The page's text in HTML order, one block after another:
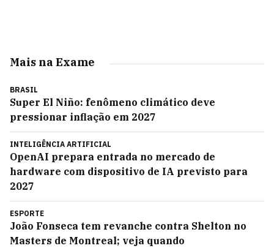
Mais na Exame
BRASIL
Super El Niño: fenômeno climático deve
pressionar inflação em 2027
INTELIGÊNCIA ARTIFICIAL
OpenAI prepara entrada no mercado de
hardware com dispositivo de IA previsto para
2027
ESPORTE
João Fonseca tem revanche contra Shelton no
Masters de Montreal; veja quando